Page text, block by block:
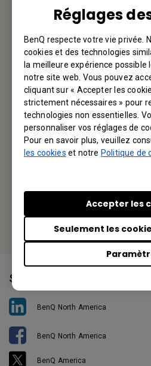
Réglages
BenQ respecte votre vie privée.
cookies et des technologies
la meilleure expérience possible
notre site web. Vous pouvez
cliquant sur « Accepter les
strictement nécessaires » pour
technologies non essentielles.
personnaliser vos réglages de
Pour en savoir plus, veuillez
les cookies et notrePolitique de
Seulement les
Accepter les
Votre
BenQ America Corp.
3200 Park Center Drive, Suite 150
USA
Or find your local office
Suivez-nous
BenQ North America
BenQ North America
BenQ America